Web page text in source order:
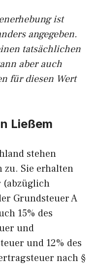
ist
angegeben.
tatsächlichen
aber auch
für diesen Wert
Ließem
stehen
zu. Sie erhalten
(abzüglich
Grundsteuer A
15% des
und
und 12% des
nach §